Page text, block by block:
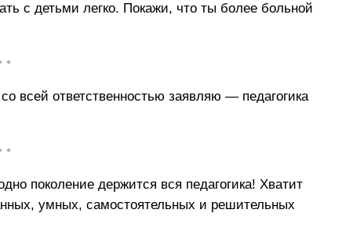
с детьми легко. Покажи, что ты более больной
•
всей ответственностью заявляю — педагогика
•
поколение держится вся педагогика! Хватит
умных, самостоятельных и решительных